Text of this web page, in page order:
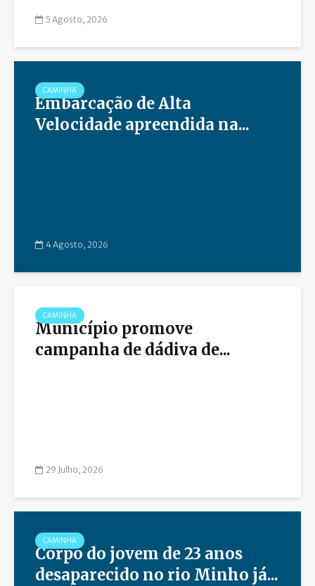
5 Agosto, 2026
CAMINHA
Embarcação de Alta
Velocidade apreendida na...
4 Agosto, 2026
CAMINHA
Município promove
campanha de dádiva de...
29 Julho, 2026
CAMINHA
Corpo do jovem de 23 anos
desaparecido no rio Minho já...